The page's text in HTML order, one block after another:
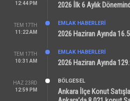
12:44 PM
2026 İlk 6 Aylık
TEM 17TH
11:22 AM
EMLAK HABERLERI
2026 Haziran Ayında
TEM 17TH
10:31 AM
EMLAK HABERLERI
2026 Haziran Ayında
HAZ 23RD
12:59 PM
BÖLGESEL
Ankara İlçe Konut